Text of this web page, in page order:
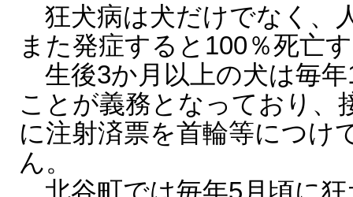
狂犬病は犬だけでなく、
また発症すると100％死亡
生後3か月以上の犬は毎
ことが義務となっており、
に注射済票を首輪等につけ
ん。
北谷町では毎年5月頃に